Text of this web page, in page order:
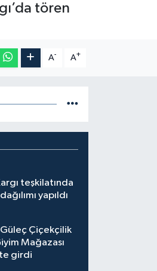
tören
A- A+
teşkilatında
yapıldı
Çiçekçilik
Mağazası
girdi